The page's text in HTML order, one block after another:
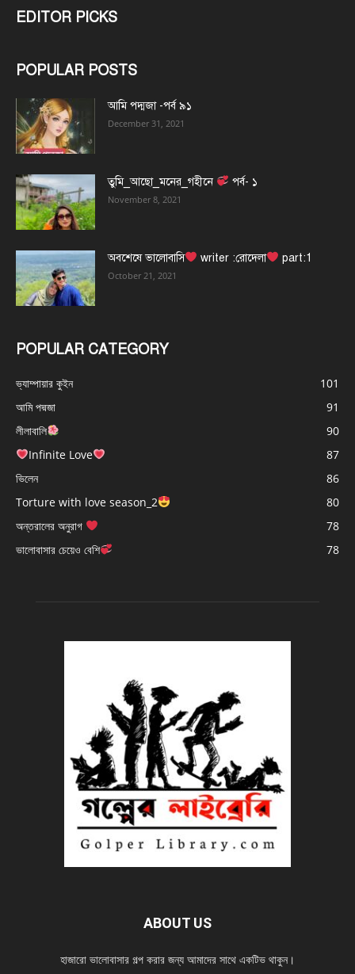
EDITOR PICKS
POPULAR POSTS
আমি পদ্মজা -পর্ব ৯১
December 31, 2021
তুমি_আছো_মনের_গহীনে পর্ব- ১
November 8, 2021
অবশেষে ভালোবাসি writer :রোদেলা part:1
October 21, 2021
POPULAR CATEGORY
ভ্যাম্পায়ার কুইন
101
আমি পদ্মজা
91
লীলাবালি
90
Infinite Love
87
ভিলেন
86
Torture with love season_2
80
অন্তরালের অনুরাগ
78
ভালোবাসার চেয়েও বেশি
78
ABOUT US
হাজারো ভালোবাসার গল্প করার জন্য আমাদের সাথে একটিভ থাকুন।